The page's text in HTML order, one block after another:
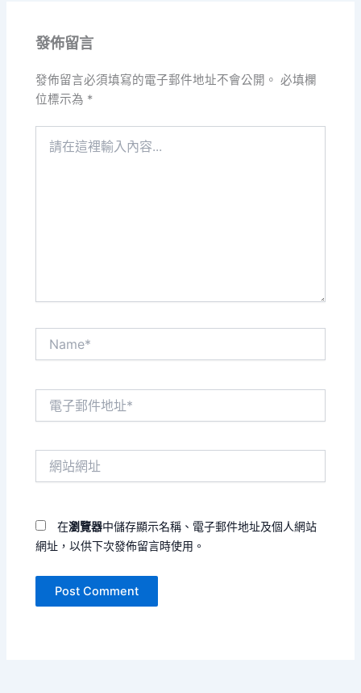
發佈留言
發佈留言必須填寫的電子郵件地址不會公開。 必填欄
位標示為 *
在瀏覽器中儲存顯示名稱、電子郵件地址及個人網站
網址，以供下次發佈留言時使用。